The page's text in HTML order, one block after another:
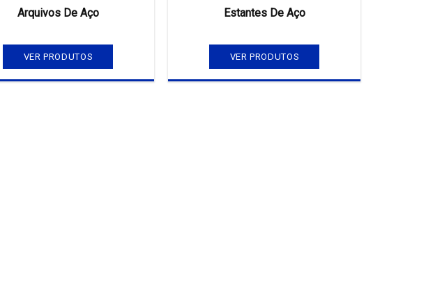
Arquivos De Aço
VER PRODUTOS
Estantes De Aço
VER PRODUTOS